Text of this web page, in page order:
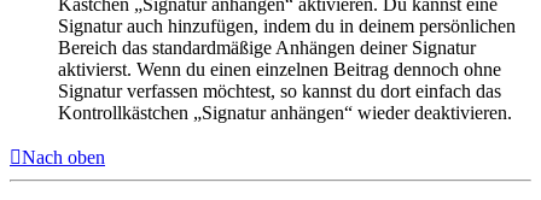
Kästchen „Signatur anhängen“ aktivieren. Du kannst eine
Signatur auch hinzufügen, indem du in deinem persönlichen
Bereich das standardmäßige Anhängen deiner Signatur
aktivierst. Wenn du einen einzelnen Beitrag dennoch ohne
Signatur verfassen möchtest, so kannst du dort einfach das
Kontrollkästchen „Signatur anhängen“ wieder deaktivieren.
Nach oben